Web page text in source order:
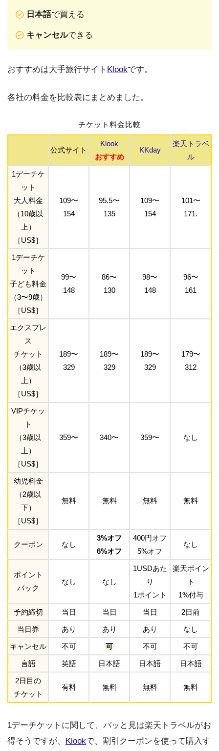
日本語で買える
キャンセルできる
おすすめは大手旅行サイト Klookです。
各社の料金を比較表にまとめました。
チケット料金比較
公式サイト
Klook
おすすめ
KKday
楽天トラベ
ル
1デーチケ
ット
大人料金
（10歳以
上）
［US$］
109〜
154
95.5〜
135
109〜
154
101〜
171.
1デーチケ
ット
子ども料金
（3〜9歳）
［US$］
99〜
148
86〜
130
98〜
148
96〜
161
エクスプレ
ス
チケット
（3歳以
上）
［US$］
189〜
329
189〜
329
189〜
329
179〜
312
VIPチケッ
ト
（3歳以
上）
［US$］
359〜 340〜 359〜 なし
幼児料金
（2歳以
下）
［US$］
無料 無料 無料 無料
クーポン なし
3%オフ
6%オフ
400円オフ
5%オフ
なし
ポイント
バック
なし なし
1USDあた
り
1ポイント
楽天ポイン
ト
1%付与
予約締切 当日 当日 当日 2日前
当日券 あり あり あり なし
キャンセル 不可 可 不可 不可
言語 英語 日本語 日本語 日本語
2日目の
チケット
有料 無料 無料 無料
1デーチケットに関して、パッと見は楽天トラベルがお
得そうですが、
Klookで、割引クーポンを使って購入す